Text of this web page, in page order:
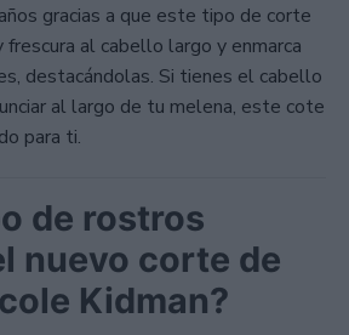
gracias a que este tipo de corte
al cabello largo y enmarca
destacándolas. Si tienes el cabello
al largo de tu melena, este cote
para ti.
de rostros
nuevo corte de
Kidman?